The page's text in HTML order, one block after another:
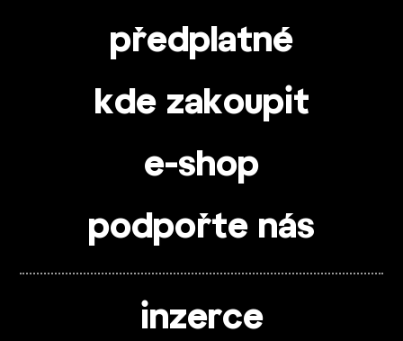
předplatné
kde zakoupit
e-shop
podpořte nás
inzerce